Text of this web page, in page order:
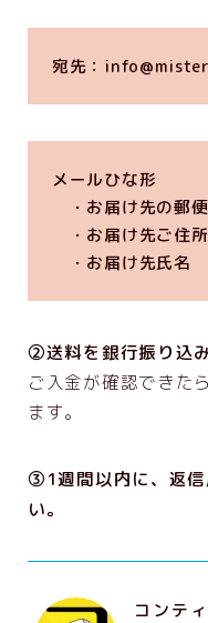
宛先：
メールひな形
・お届け先の郵
・お届け先ご住所
・お届け先氏名
②送料を銀行振り込
ご入金が確認できた
ます。
③1週間以内に、返信
い。
コンテ